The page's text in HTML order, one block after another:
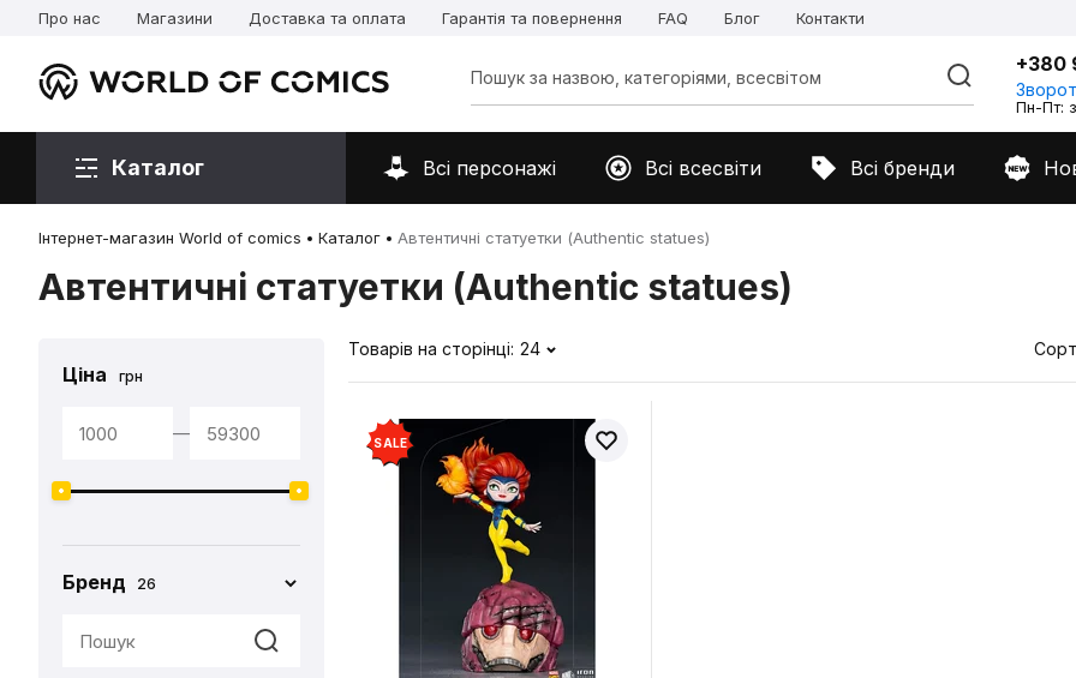
Про нас Магазини Доставка та оплата Гарантія та повернення FAQ Блог Контакти
+380
Пн-Пт:
Каталог Всі персонажі Всі всесвіти Всі бренди
Інтернет-магазин World of comics Каталог Автентичні статуетки (Authentic statues)
Автентичні статуетки (Authentic statues)
Ціна грн
—
Бренд 26
Товарів на сторінці: 24
SALE